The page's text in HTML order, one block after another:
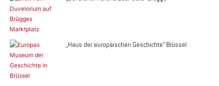
„Haus der europäischen Geschichte“ Brüssel